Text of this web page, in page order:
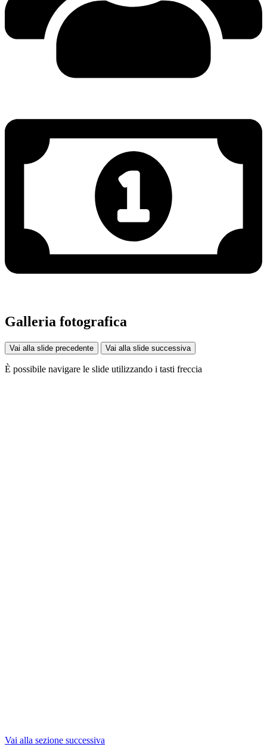
Galleria fotografica
Vai alla slide precedente Vai alla slide successiva
È possibile navigare le slide utilizzando i tasti freccia
Vai alla sezione successiva